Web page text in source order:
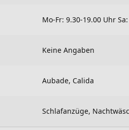
Mo-Fr: 9.30-19.00 Uhr
Keine Angaben
Aubade, Calida
Schlafanzüge,